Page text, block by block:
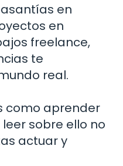
en
en
freelance,
te
real.
como aprender
sobre ello no
actuar y